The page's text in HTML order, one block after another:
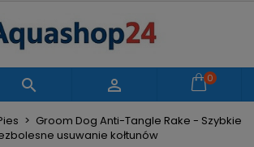
  0
Groom Dog Anti-Tangle Rake - Szybkie
usuwanie kołtunów
życzeń
listę
życzeń
by zapisać produkty na
Anuluj Zaloguj się